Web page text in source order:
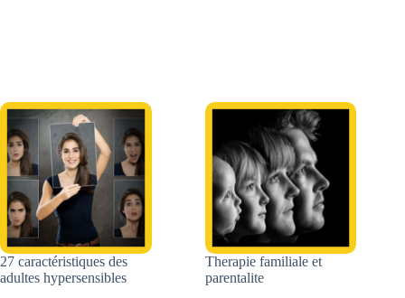
créatifs
empathiques
et
créatifs
27 caractéristiques des
adultes hypersensibles
Therapie familiale et
parentalite